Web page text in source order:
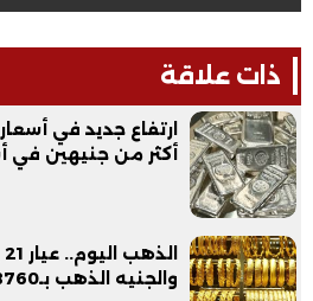
ذات علاقة
ارتفاع جديد في
أكثر من جنيهين في
والجنيه الذهب بـ48760